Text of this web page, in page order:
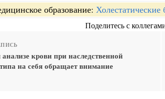
образование: Холестатические
Поделитесь с
крови при наследственной
на себя обращает внимание